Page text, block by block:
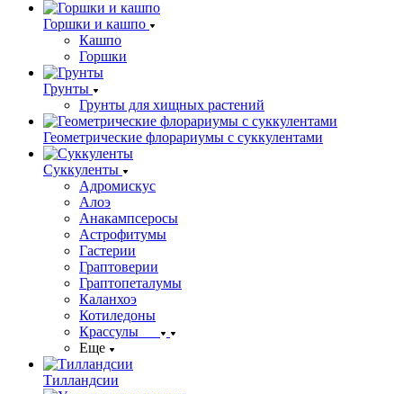
Горшки и кашпо
Кашпо
Горшки
Грунты
Грунты для хищных растений
Геометрические флорариумы с суккулентами
Суккуленты
Адромискус
Алоэ
Анакампсеросы
Астрофитумы
Гастерии
Граптоверии
Граптопеталумы
Каланхоэ
Котиледоны
Крассулы
Еще
Тилландсии